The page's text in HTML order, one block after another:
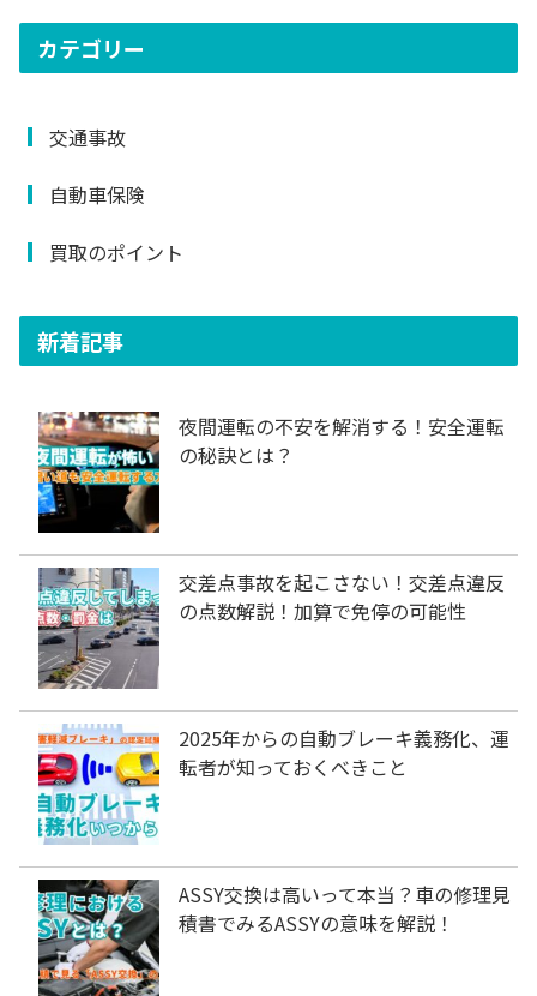
カテゴリー
交通事故
自動車保険
買取のポイント
新着記事
夜間運転の不安を解消する！安全運転
の秘訣とは？
交差点事故を起こさない！交差点違反
の点数解説！加算で免停の可能性
2025年からの自動ブレーキ義務化、運
転者が知っておくべきこと
ASSY交換は高いって本当？車の修理見
積書でみるASSYの意味を解説！